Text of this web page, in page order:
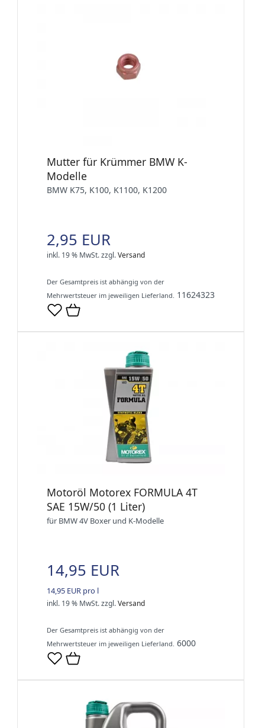
Mutter für Krümmer BMW K-
Modelle
BMW K75, K100, K1100, K1200
2,95 EUR
inkl. 19 % MwSt.zzgl.Versand
Der Gesamtpreis ist abhängig von der
Mehrwertsteuer im jeweiligen Lieferland. 11624323
Motoröl Motorex FORMULA 4T
SAE 15W/50 (1 Liter)
für BMW 4V Boxer und K-Modelle
14,95 EUR
14,95 EUR pro l
inkl. 19 % MwSt.zzgl.Versand
Der Gesamtpreis ist abhängig von der
Mehrwertsteuer im jeweiligen Lieferland. 6000